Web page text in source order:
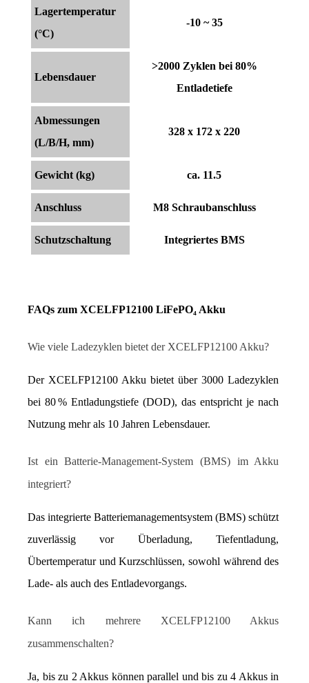
Lagertemperatur
(°C)
-10 ~ 35
Lebensdauer
>2000 Zyklen bei 80%
Entladetiefe
Abmessungen
(L/B/H, mm)
328 x 172 x 220
Gewicht (kg) ca. 11.5
Anschluss M8 Schraubanschluss
Schutzschaltung Integriertes BMS
FAQs zum XCELFP12100 LiFePO₄ Akku
Wie viele Ladezyklen bietet der XCELFP12100 Akku?
Der XCELFP12100 Akku bietet über 3000 Ladezyklen
bei 80 % Entladungstiefe (DOD), das entspricht je nach
Nutzung mehr als 10 Jahren Lebensdauer.
Ist ein Batterie-Management-System (BMS) im Akku
integriert?
Das integrierte Batteriemanagementsystem (BMS) schützt
zuverlässig vor Überladung, Tiefentladung,
Übertemperatur und Kurzschlüssen, sowohl während des
Lade- als auch des Entladevorgangs.
Kann ich mehrere XCELFP12100 Akkus
zusammenschalten?
Ja, bis zu 2 Akkus können parallel und bis zu 4 Akkus in